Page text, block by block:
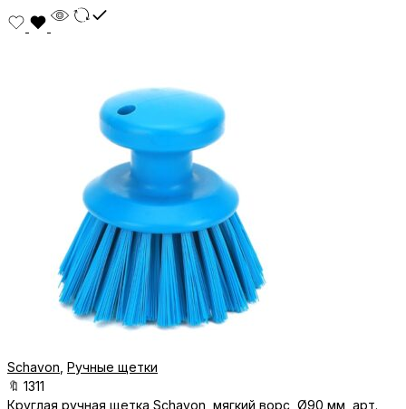
Schavon Ручные щетки
🔖 1311
Круглая ручная щетка Schavon, мягкий ворс, Ø90 мм, арт.